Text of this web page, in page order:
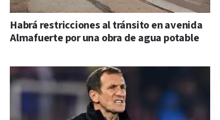
Habrá restricciones al tránsito en avenida
Almafuerte por una obra de agua potable